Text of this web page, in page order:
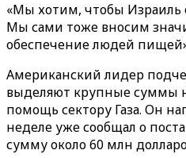
«Мы хотим, чтобы Израиль
Мы сами тоже вносим
обеспечение людей
Американский лидер
выделяют крупные суммы
помощь сектору Газа. Он
неделе уже сообщал о
сумму около 60 млн